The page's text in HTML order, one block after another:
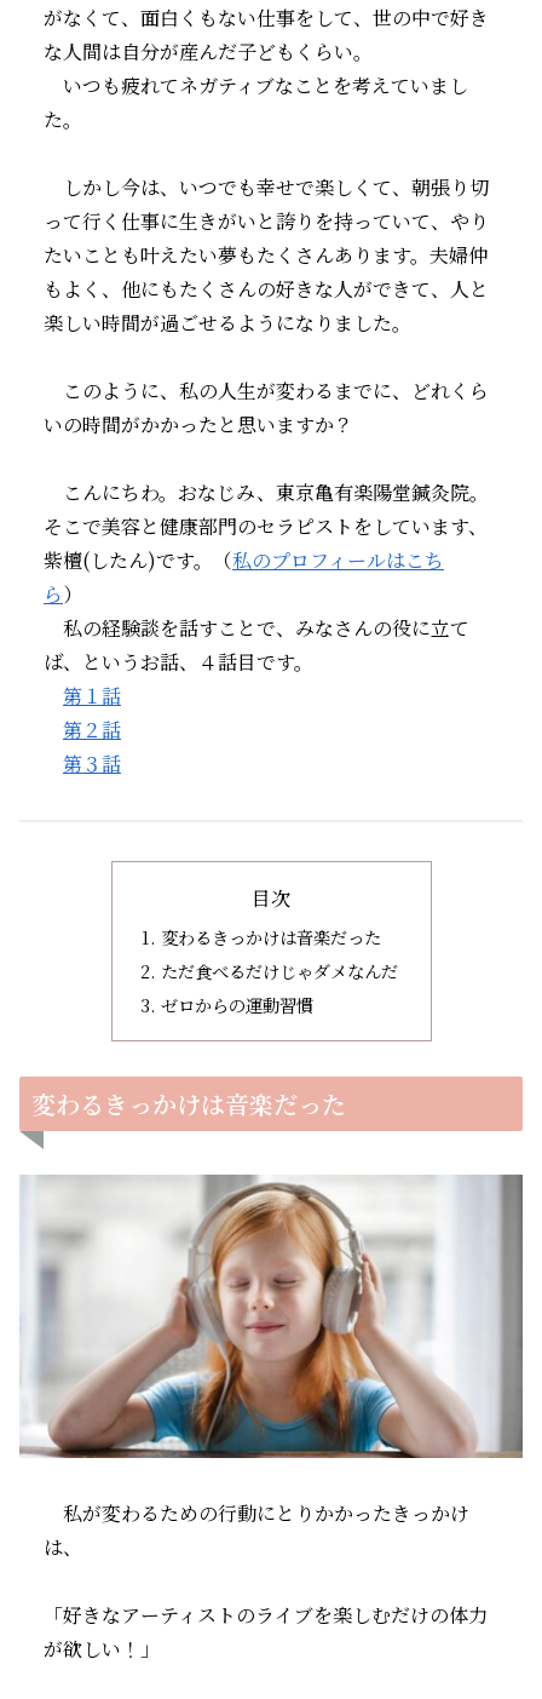
がなくて、面白くもない仕事をして、世の中で好き
な人間は自分が産んだ子どもくらい。
いつも疲れてネガティブなことを考えていまし
た。
しかし今は、いつでも幸せで楽しくて、朝張り切
って行く仕事に生きがいと誇りを持っていて、やり
たいことも叶えたい夢もたくさんあります。夫婦仲
もよく、他にもたくさんの好きな人ができて、人と
楽しい時間が過ごせるようになりました。
このように、私の人生が変わるまでに、どれくら
いの時間がかかったと思いますか？
こんにちわ。おなじみ、東京亀有楽陽堂鍼灸院。
そこで美容と健康部門のセラピストをしています、
紫檀(したん)です。（私のプロフィールはこち
ら）
私の経験談を話すことで、みなさんの役に立て
ば、というお話、４話目です。
第１話
第２話
第３話
目次
変わるきっかけは音楽だった
ただ食べるだけじゃダメなんだ
ゼロからの運動習慣
変わるきっかけは音楽だった
私が変わるための行動にとりかかったきっかけ
は、
「好きなアーティストのライブを楽しむだけの体力
が欲しい！」